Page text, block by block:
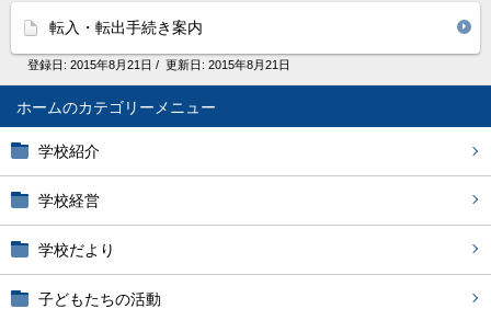
ホーム
学校紹介
学校経営
学校だより
子どもたちの活動
転入・転出手続き案内
登録日: 2015年8月21日 / 更新日: 2015年8月21日